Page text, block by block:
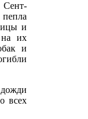
Сент-
и
на их
и
всех